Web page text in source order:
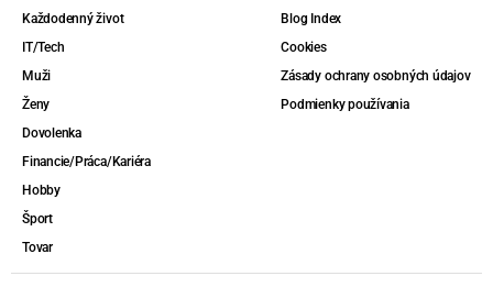
Každodenný život
IT/Tech
Muži
Ženy
Dovolenka
Financie/Práca/Kariéra
Hobby
Šport
Tovar
Blog Index
Cookies
Zásady ochrany osobných údajov
Podmienky používania